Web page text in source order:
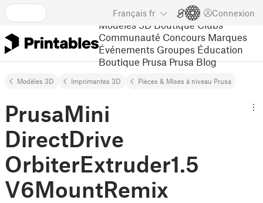
Français fr Connexion
Modèles 3D Boutique Clubs
Communauté Concours Marques
Événements Groupes Éducation
Boutique Prusa Prusa Blog
Modèles 3D Imprimantes 3D Pièces & Mises à niveau Prusa
PrusaMini
DirectDrive
OrbiterExtruder1.5
V6MountRemix